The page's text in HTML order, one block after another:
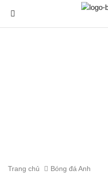
Trang chủ Bóng đá Anh